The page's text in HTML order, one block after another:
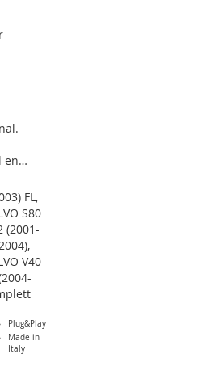
en
/ V70 /
FL,
S80
(2001-
,
V40
Plug&Play
Made in
Italy